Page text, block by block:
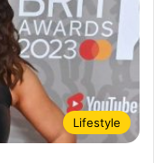
Lifestyle